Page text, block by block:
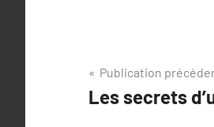
Navigation
de
Publication
Les secrets